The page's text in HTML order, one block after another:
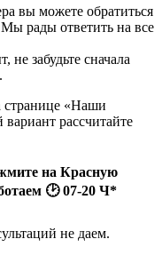
вы можете обратиться
рады ответить на все
забудьте сначала
странице «Наши
рассчитайте
на Красную
🕑 07-20 Ч*
не даем.